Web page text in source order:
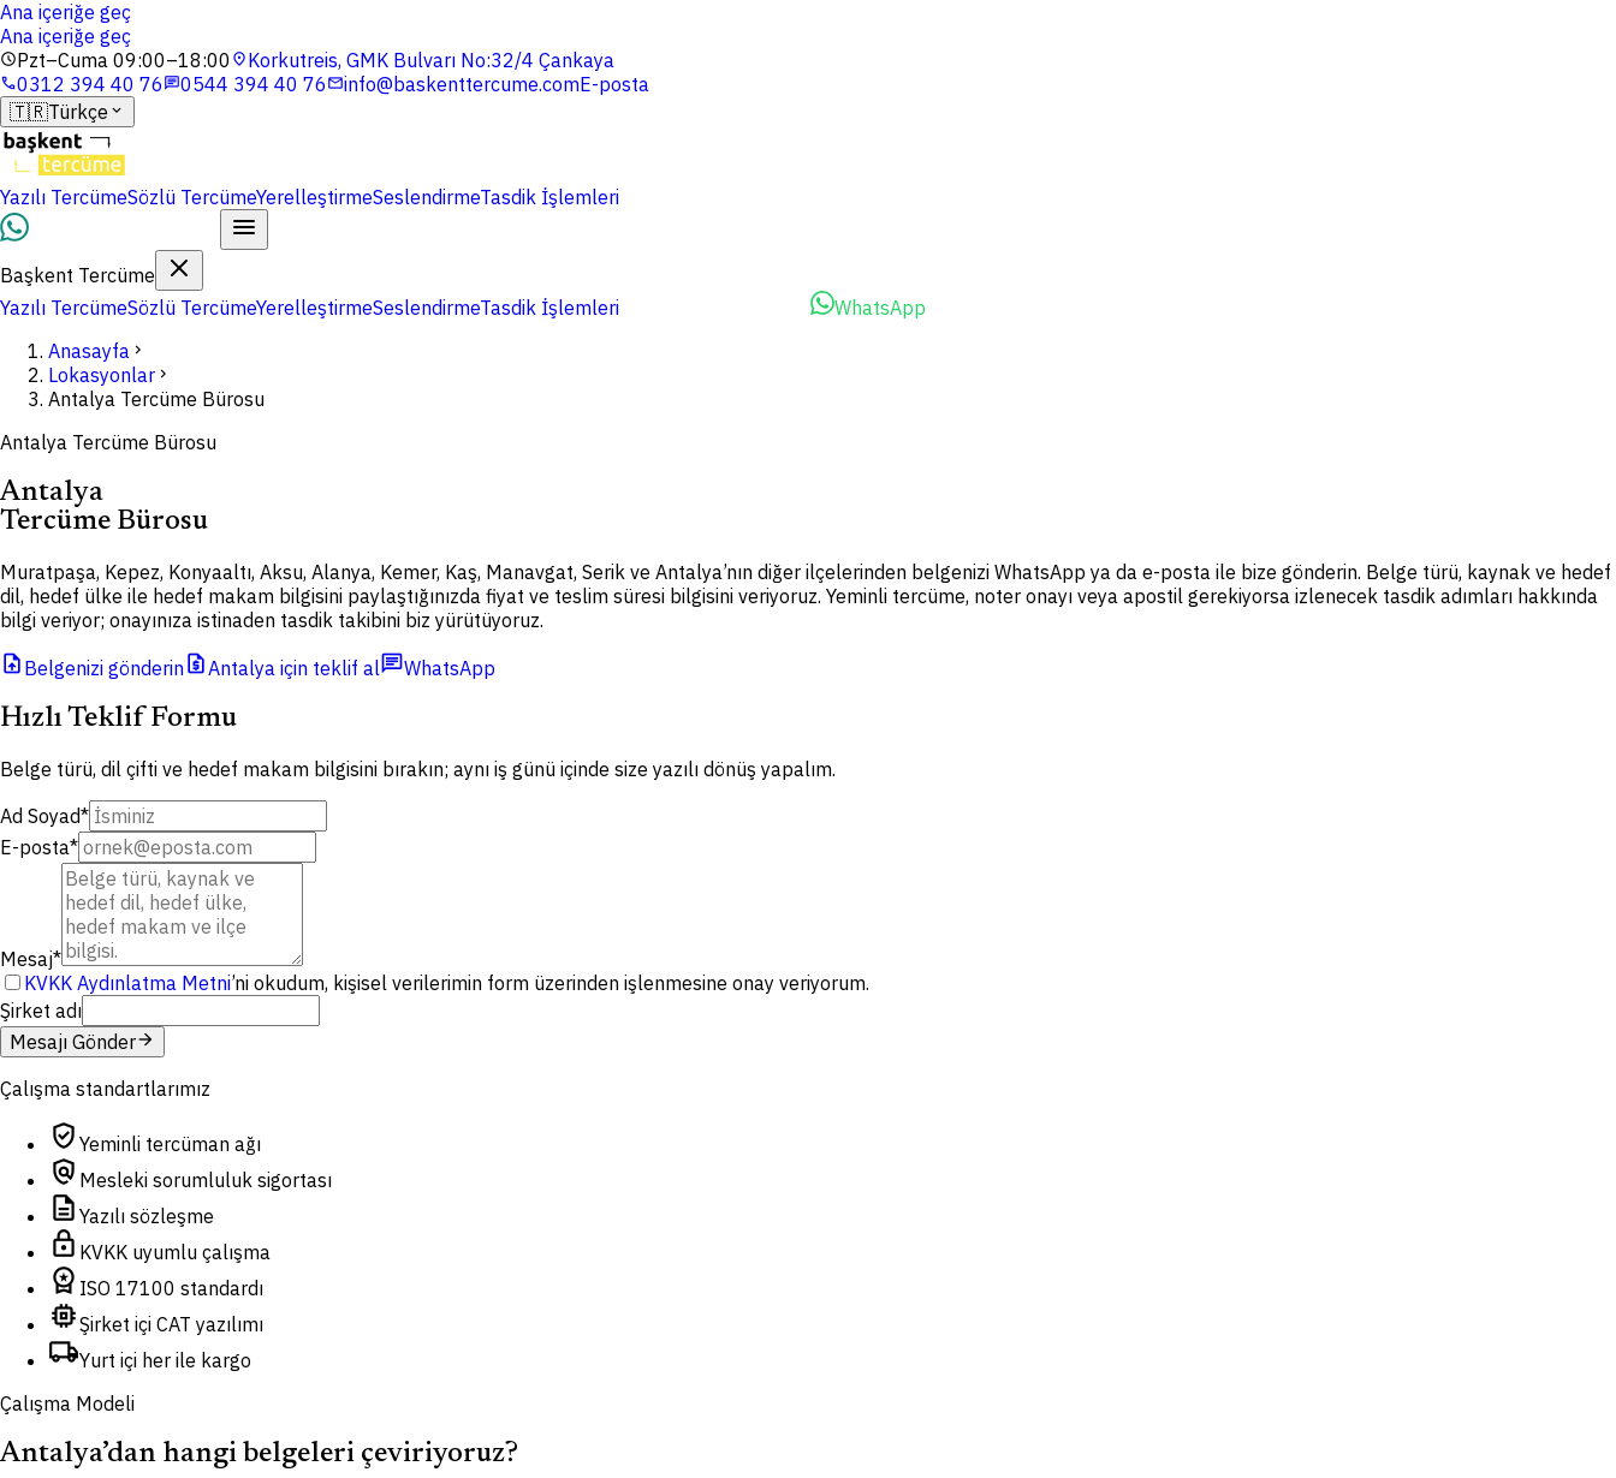
Ana içeriğe geç
Ana içeriğe geç
schedulePzt–Cuma 09:00–18:00 location_onKorkutreis, GMK Bulvarı No:32/4 Çankaya
phone0312 394 40 76chat0544 394 40 76mailinfo@baskenttercume.comE-posta
🇹🇷Türkçe expand_more
Yazılı TercümeSözlü TercümeYerelleştirmeSeslendirmeTasdik İşlemleri
Başkent Tercüme
Yazılı TercümeSözlü TercümeYerelleştirmeSeslendirmeTasdik İşlemleri
WhatsApp
Anasayfa chevron_right
Lokasyonlar chevron_right
Antalya Tercüme Bürosu
Antalya Tercüme Bürosu
Antalya
Tercüme Bürosu
Muratpaşa, Kepez, Konyaaltı, Aksu, Alanya, Kemer, Kaş, Manavgat, Serik ve Antalya’nın diğer ilçelerinden belgenizi WhatsApp ya da e-posta ile bize gönderin. Belge türü, kaynak ve hedef
dil, hedef ülke ile hedef makam bilgisini paylaştığınızda fiyat ve teslim süresi bilgisini veriyoruz. Yeminli tercüme, noter onayı veya apostil gerekiyorsa izlenecek tasdik adımları hakkında
bilgi veriyor; onayınıza istinaden tasdik takibini biz yürütüyoruz.
upload_file Belgenizi gönderinrequest_quoteAntalya için teklif alchatWhatsApp
Hızlı Teklif Formu
Belge türü, dil çifti ve hedef makam bilgisini bırakın; aynı iş günü içinde size yazılı dönüş yapalım.
Ad Soyad*
E-posta*
Mesaj*
KVKK Aydınlatma Metni’ni okudum, kişisel verilerimin form üzerinden işlenmesine onay veriyorum.
Şirket adı
Mesajı Gönderarrow_forward
Çalışma standartlarımız
verified_user Yeminli tercüman ağı
policy Mesleki sorumluluk sigortası
description Yazılı sözleşme
lock KVKK uyumlu çalışma
workspace_premium ISO 17100 standardı
memoryŞirket içi CAT yazılımı
local_shippingYurt içi her ile kargo
Çalışma Modeli
Antalya’dan hangi belgeleri çeviriyoruz?